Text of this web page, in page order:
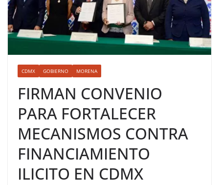
CDMX GOBIERNO MORENA
FIRMAN CONVENIO
PARA FORTALECER
MECANISMOS CONTRA
FINANCIAMIENTO
ILICITO EN CDMX